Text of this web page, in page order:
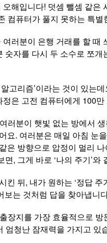
해입니다! 덧셈 뺄셈 같
컴퓨터가 풀지 못하는 특별
러분이 은행 거래를 할
자를 다시 두 소수로 쪼
고리즘’이라는 것이 있는
정은 고전 컴퓨터에게 100
러분이 햇빛 없는 방에서
요. 여러분은 매일 아침 눈
은 방향으로 압정이 멀리
, 그게 바로 ‘나의 주기’
킨 뒤, 내가 원하는 ‘정답
보는 것처럼 답을 찾아냅
장지를 가장 효율적으로
엄청난 잠재력을 가지고 있